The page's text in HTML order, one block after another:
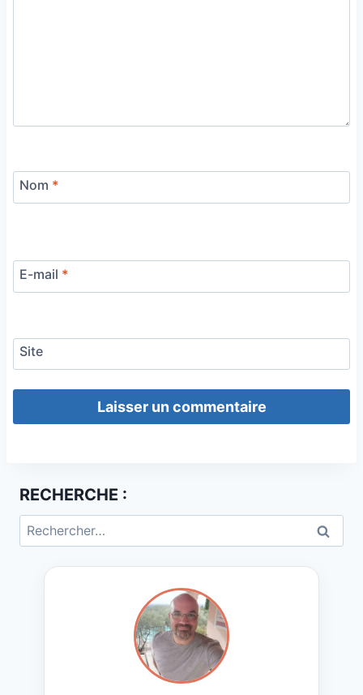
Nom *
E-mail *
Site
RECHERCHE :
Rechercher :